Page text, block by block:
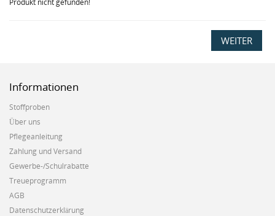
Produkt nicht gefunden!
WEITER
Informationen
Stoffproben
Über uns
Pflegeanleitung
Zahlung und Versand
Gewerbe-/Schulrabatte
Treueprogramm
AGB
Datenschutzerklärung